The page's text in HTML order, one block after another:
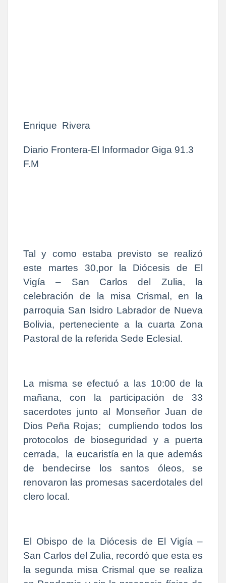
Enrique Rivera
Diario Frontera-El Informador Giga 91.3
F.M
Tal y como estaba previsto se realizó
este martes 30,por la Diócesis de El
Vigía – San Carlos del Zulia, la
celebración de la misa Crismal, en la
parroquia San Isidro Labrador de Nueva
Bolivia, perteneciente a la cuarta Zona
Pastoral de la referida Sede Eclesial.
La misma se efectuó a las 10:00 de la
mañana, con la participación de 33
sacerdotes junto al Monseñor Juan de
Dios Peña Rojas;
cumpliendo todos los
protocolos de bioseguridad y a puerta
cerrada,
la eucaristía en la que además
de bendecirse los santos óleos, se
renovaron las promesas sacerdotales del
clero local.
El Obispo de la Diócesis de El Vigía –
San Carlos del Zulia, recordó que esta es
la segunda misa Crismal que se realiza